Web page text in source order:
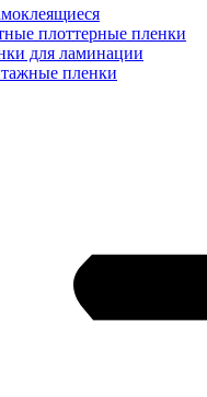
плоттерные пленки
для ламинации
пленки